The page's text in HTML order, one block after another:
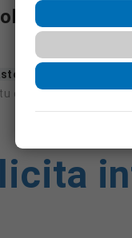
Hoy Mismo
de la Plana
español desde